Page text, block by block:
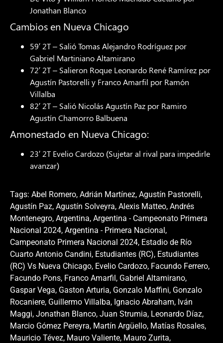
Jonathan Blanco
Cambios en Nueva Chicago
59′ 2T – Salió Tomas Alejandro Rodríguez por
Gabriel Martiniano Altamirano
72′ 2T – Salieron Roque Leonardo René Ramírez por
Agustín Pastorelli y Franco Amarfil por Ramón
Villalba
82′ 2T – Salió Nicolás Agustín Paz por Ramiro
Agustín Chamorro Balbuena
Amonestado en Nueva Chicago:
23′ 2T Evelio Cardozo (Sujetar al rival para impedirle
avanzar)
Tags: Abel Romero, Adrián Martínez, Agustín Pastorelli,
Agustín Paz, Agustín Solveyra, Alexis Matteo, Andrés
Montenegro, Argentina, Argentina - Campeonato Primera
Nacional 2024, Argentina - Primera Nacional,
Campeonato Primera Nacional 2024, Estadio de Río
Cuarto Antonio Candini, Estudiantes (RC), Estudiantes
(RC) Vs Nueva Chicago, Evelio Cardozo, Facundo Ferrero,
Facundo Pons, Franco Amarfil, Gabriel Altamirano,
Gaspar Vega, Gaston Arturia, Gonzalo Maffini, Gonzalo
Rocaniere, Guillermo Villalba, Ignacio Abraham, Iván
Maggi, Jonathan Blanco, Juan Strumia, Leonardo Díaz,
Marcio Gómez Pereyra, Martín Argüello, Matías Rosales,
Mauricio Tévez, Mauro Valiente, Mauro Zurita,